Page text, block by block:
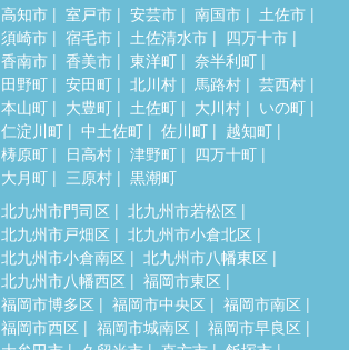
高知市 室戸市 安芸市 南国市
土佐市
須崎市
宿毛市 土佐清水市
四万十市
香南市
香美市 東洋町
奈半利町
田野町
安田町 北川村 馬路村
芸西村
本山町
大豊町 土佐町 大川村
いの町
仁淀川町
中土佐町 佐川町
越知町
梼原町
日高村 津野町
四万十町
大月町
三原村 黒潮町
北九州市門司区
北九州市若松区
北九州市戸畑区
北九州市小倉北区
北九州市小倉南区
北九州市八幡東区
北九州市八幡西区
福岡市東区
福岡市博多区
福岡市中央区
福岡市南区
福岡市西区
福岡市城南区
福岡市早良区